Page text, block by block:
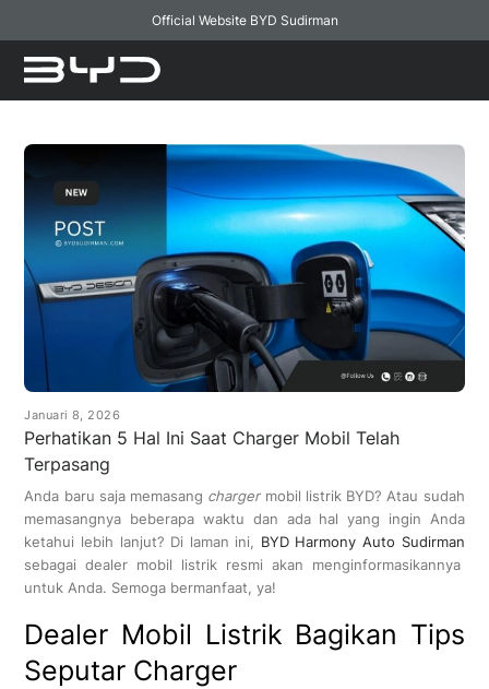
Official Website BYD Sudirman
Januari 8, 2026
Perhatikan 5 Hal Ini Saat Charger Mobil Telah
Terpasang
Anda baru saja memasang chargermobil listrik BYD? Atau sudah
memasangnya beberapa waktu dan ada hal yang ingin Anda
ketahui lebih lanjut? Di laman ini, BYD Harmony Auto Sudirman
sebagai dealer mobil listrik resmi akan menginformasikannya
untuk Anda. Semoga bermanfaat, ya!
Dealer Mobil Listrik Bagikan Tips
Seputar Charger